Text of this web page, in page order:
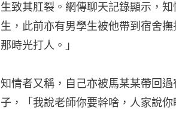
生致其肛裂。網傳聊天記錄顯示，
生，此前亦有男學生被他帶到宿舍
那時光打人。」
知情者又稱，自己亦被馬某某帶回
子，「我說老師你要幹啥，人家說你